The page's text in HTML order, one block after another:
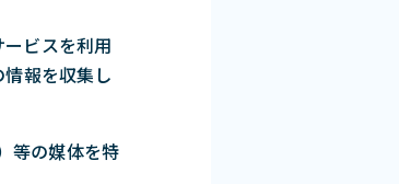
ビスを利用
報を収集し
等の媒体を特